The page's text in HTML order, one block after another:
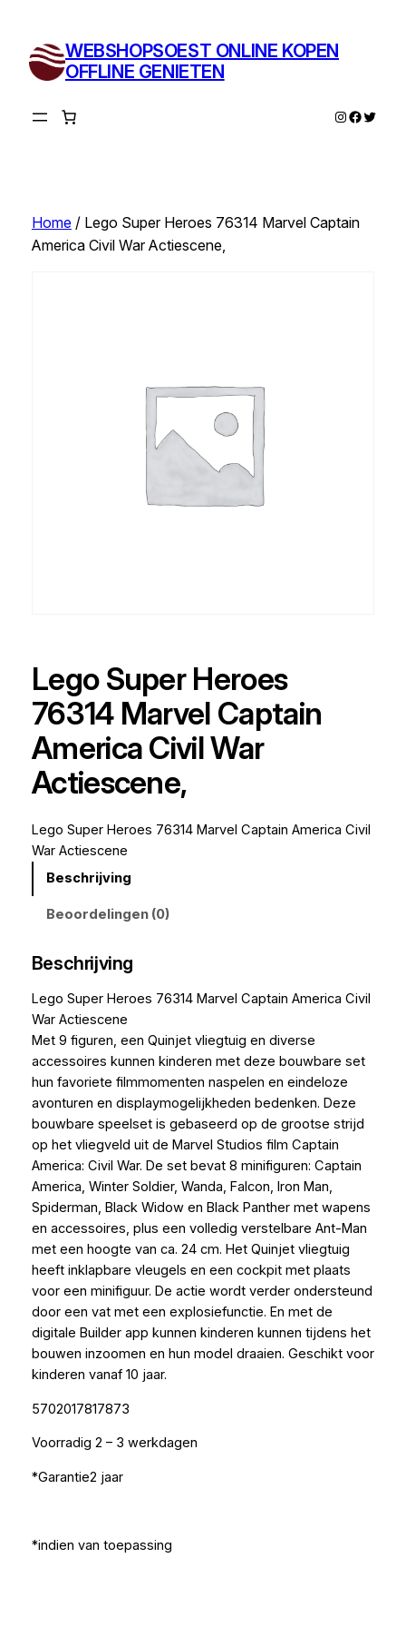
inhoud
WEBSHOPSOEST ONLINE KOPEN
OFFLINE GENIETEN
Instagram
Twitter
Home/ Lego Super Heroes 76314 Marvel Captain
America Civil War Actiescene,
Lego Super Heroes
76314 Marvel Captain
America Civil War
Actiescene,
Lego Super Heroes 76314 Marvel Captain America Civil
War Actiescene
Beschrijving
Beoordelingen (0)
Beschrijving
Lego Super Heroes 76314 Marvel Captain America Civil
War Actiescene
Met 9 figuren, een Quinjet vliegtuig en diverse
accessoires kunnen kinderen met deze bouwbare set
hun favoriete filmmomenten naspelen en eindeloze
avonturen en displaymogelijkheden bedenken. Deze
bouwbare speelset is gebaseerd op de grootse strijd
op het vliegveld uit de Marvel Studios film Captain
America: Civil War. De set bevat 8 minifiguren: Captain
America, Winter Soldier, Wanda, Falcon, Iron Man,
Spiderman, Black Widow en Black Panther met wapens
en accessoires, plus een volledig verstelbare Ant-Man
met een hoogte van ca. 24 cm. Het Quinjet vliegtuig
heeft inklapbare vleugels en een cockpit met plaats
voor een minifiguur. De actie wordt verder ondersteund
door een vat met een explosiefunctie. En met de
digitale Builder app kunnen kinderen kunnen tijdens het
bouwen inzoomen en hun model draaien. Geschikt voor
kinderen vanaf 10 jaar.
5702017817873
Voorradig 2 – 3 werkdagen
*Garantie2 jaar
*indien van toepassing